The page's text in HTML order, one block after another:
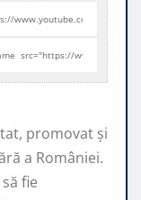
promovat şi
a României.
fie